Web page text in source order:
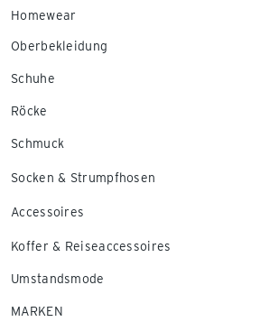
Homewear
Oberbekleidung
Schuhe
Röcke
Schmuck
Socken & Strumpfhosen
Accessoires
Koffer & Reiseaccessoires
Umstandsmode
MARKEN